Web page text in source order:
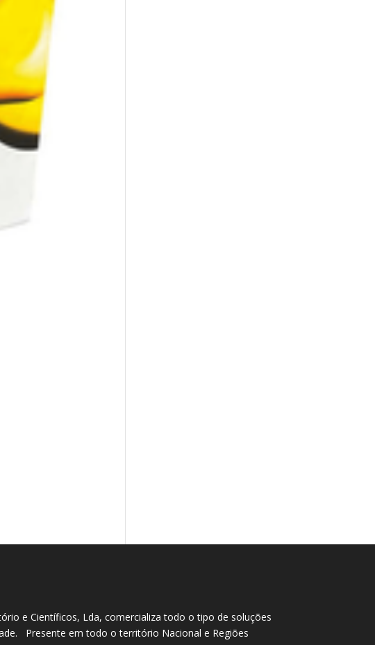
e Científicos, Lda, comercializa todo o tipo de soluções
Presente em todo o território Nacional e Regiões